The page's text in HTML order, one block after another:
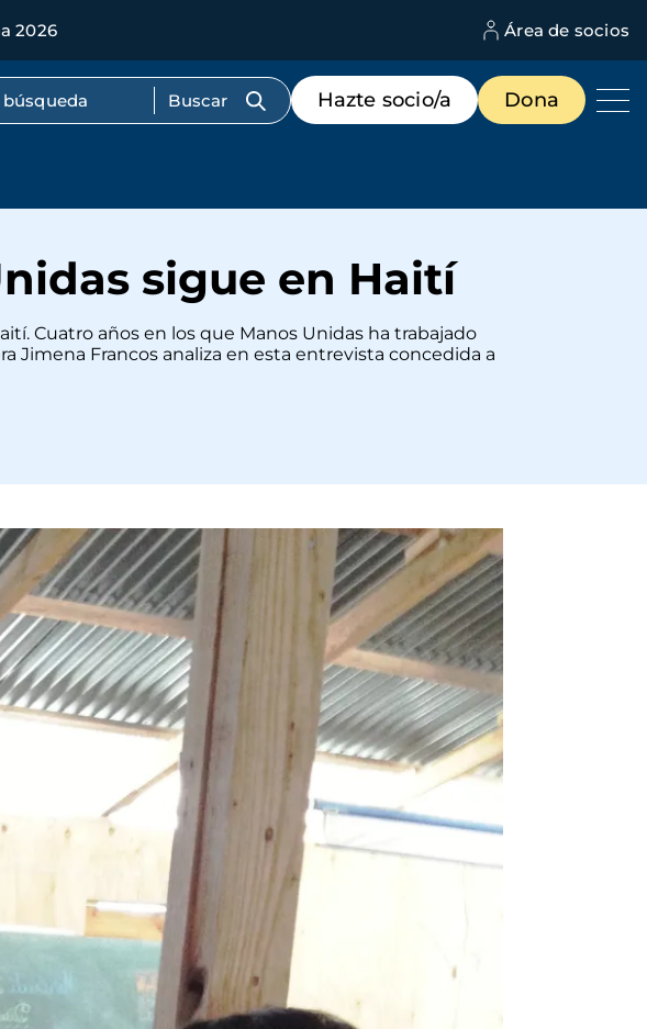
2026 Área de socios
Menú
de
destacados
Hazte socio/a Dona
sigue en Haití
Cuatro años en los que Manos Unidas ha trabajado
Jimena Francos analiza en esta entrevista concedida a